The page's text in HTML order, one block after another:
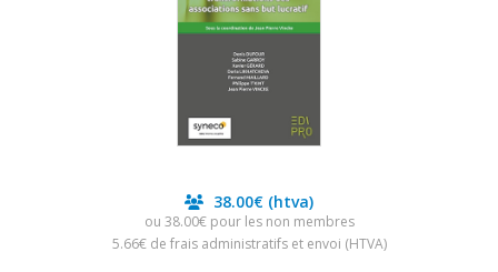
38.00€ (htva)
ou 38.00€ pour les non membres
5.66€ de frais administratifs et envoi (HTVA)